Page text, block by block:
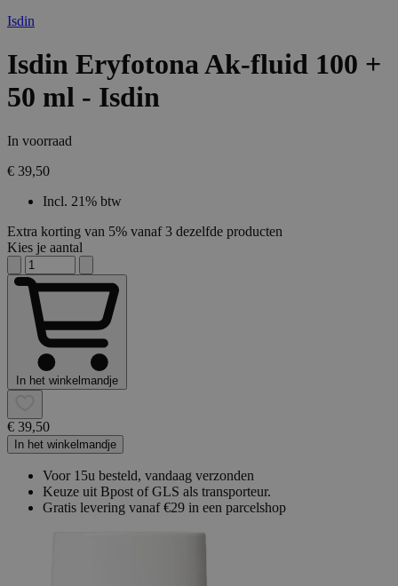
Isdin
Isdin Eryfotona Ak-fluid 100 +
50 ml - Isdin
In voorraad
€ 39,50
Incl. 21% btw
Extra korting van 5% vanaf 3 dezelfde producten
Kies je aantal
In het winkelmandje
€ 39,50
In het winkelmandje
Voor 15u besteld, vandaag verzonden
Keuze uit Bpost of GLS als transporteur.
Gratis levering vanaf €29 in een parcelshop